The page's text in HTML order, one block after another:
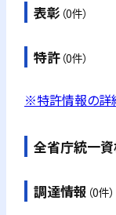
表彰 （0件）
特許（0件）
※特許情報の詳
全省庁統一
調達情報 （0件）